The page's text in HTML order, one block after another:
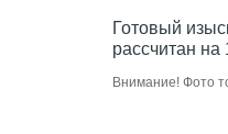
Готовый
рассчитан на
Внимание! Фото